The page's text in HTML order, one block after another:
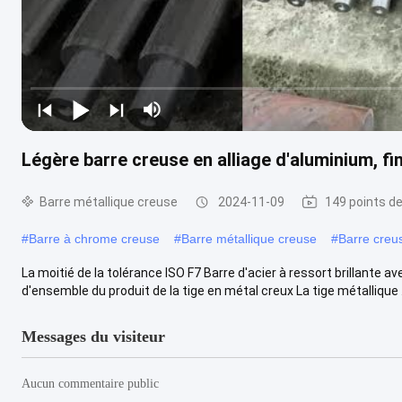
Légère barre creuse en alliage d'aluminium,
Barre métallique creuse 2024-11-09 149 points
#Barre à chrome creuse #Barre métallique creuse #Barre
La moitié de la tolérance ISO F7 Barre d'acier à ressort brillante
d'ensemble du produit de la tige en métal creux La tige métallique
Messages du visiteur
Aucun commentaire public